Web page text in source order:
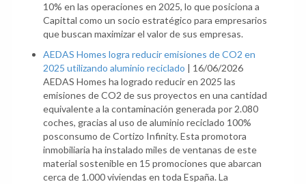
10% en las operaciones en 2025, lo que posiciona a
Capittal como un socio estratégico para empresarios
que buscan maximizar el valor de sus empresas.
AEDAS Homes logra reducir emisiones de CO2 en
2025 utilizando aluminio reciclado | 16/06/2026
AEDAS Homes ha logrado reducir en 2025 las
emisiones de CO2 de sus proyectos en una cantidad
equivalente a la contaminación generada por 2.080
coches, gracias al uso de aluminio reciclado 100%
posconsumo de Cortizo Infinity. Esta promotora
inmobiliaria ha instalado miles de ventanas de este
material sostenible en 15 promociones que abarcan
cerca de 1.000 viviendas en toda España. La